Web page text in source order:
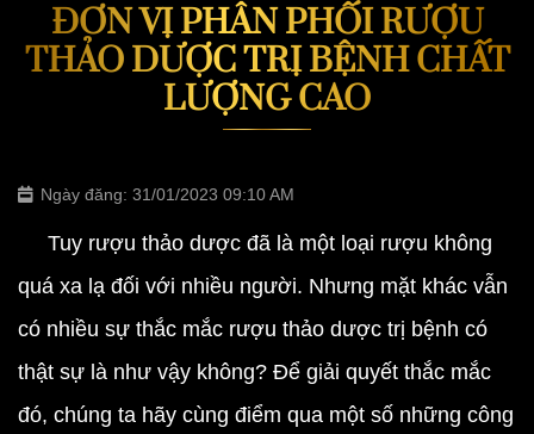
ĐƠN VỊ PHÂN PHỐI RƯỢU
THẢO DƯỢC TRỊ BỆNH CHẤT
LƯỢNG CAO
Ngày đăng: 31/01/2023 09:10 AM
Tuy rượu thảo dược đã là một loại rượu không
quá xa lạ đối với nhiều người. Nhưng mặt khác vẫn
có nhiều sự thắc mắc rượu thảo dược trị bệnh có
thật sự là như vậy không? Để giải quyết thắc mắc
đó, chúng ta hãy cùng điểm qua một số những công